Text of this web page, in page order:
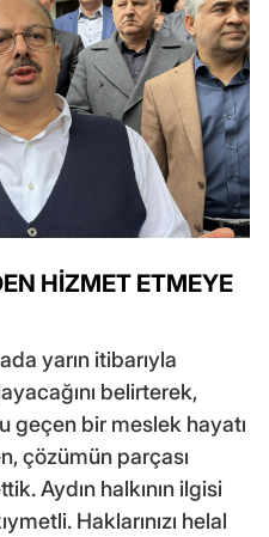
HİZMET ETMEYE
yarın itibarıyla
belirterek,
geçen bir meslek hayatı
çözümün parçası
Aydın halkının ilgisi
Haklarınızı helal